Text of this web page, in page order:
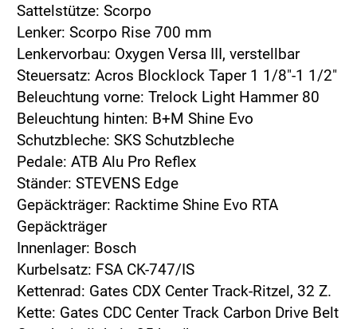
Sattelstütze: Scorpo
Lenker: Scorpo Rise 700 mm
Lenkervorbau: Oxygen Versa III, verstellbar
Steuersatz: Acros Blocklock Taper 1 1/8"-1 1/2"
Beleuchtung vorne: Trelock Light Hammer 80
Beleuchtung hinten: B+M Shine Evo
Schutzbleche: SKS Schutzbleche
Pedale: ATB Alu Pro Reflex
Ständer: STEVENS Edge
Gepäckträger: Racktime Shine Evo RTA
Gepäckträger
Innenlager: Bosch
Kurbelsatz: FSA CK-747/IS
Kettenrad: Gates CDX Center Track-Ritzel, 32 Z.
Kette: Gates CDC Center Track Carbon Drive Belt